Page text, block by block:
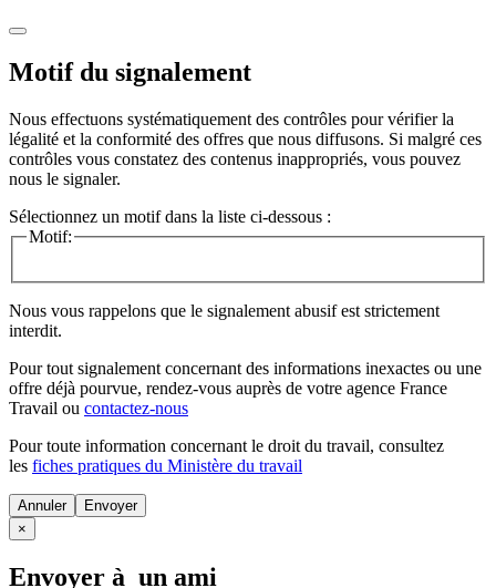
Motif du signalement
Nous effectuons systématiquement des contrôles pour vérifier la
légalité et la conformité des offres que nous diffusons. Si malgré ces
contrôles vous constatez des contenus inappropriés, vous pouvez
nous le signaler.
Sélectionnez un motif dans la liste ci-dessous :
Motif:
Nous vous rappelons que le signalement abusif est strictement
interdit.
Pour tout signalement concernant des informations inexactes ou une
offre déjà pourvue, rendez-vous auprès de votre agence France
Travail ou contactez-nous
Pour toute information concernant le droit du travail, consultez
les fiches pratiques du Ministère du travail
Annuler
×
Envoyer à un ami